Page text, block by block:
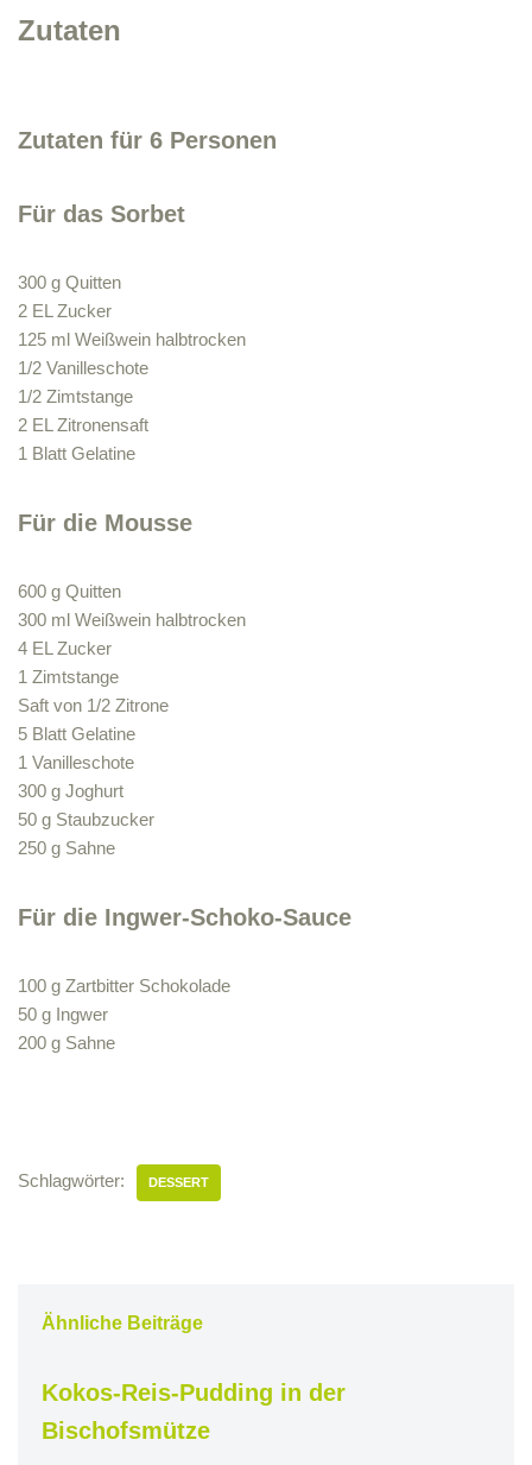
Zutaten
Zutaten für 6 Personen
Für das Sorbet
300 g Quitten
2 EL Zucker
125 ml Weißwein halbtrocken
1/2 Vanilleschote
1/2 Zimtstange
2 EL Zitronensaft
1 Blatt Gelatine
Für die Mousse
600 g Quitten
300 ml Weißwein halbtrocken
4 EL Zucker
1 Zimtstange
Saft von 1/2 Zitrone
5 Blatt Gelatine
1 Vanilleschote
300 g Joghurt
50 g Staubzucker
250 g Sahne
Für die Ingwer-Schoko-Sauce
100 g Zartbitter Schokolade
50 g Ingwer
200 g Sahne
Schlagwörter: DESSERT
Ähnliche Beiträge
Kokos-Reis-Pudding in der
Bischofsmütze